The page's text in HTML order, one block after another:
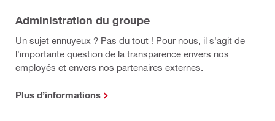
Administration du groupe
Un sujet ennuyeux ? Pas du tout ! Pour nous, il s'agit de
l'importante question de la transparence envers nos
employés et envers nos partenaires externes.
Plus d’informations